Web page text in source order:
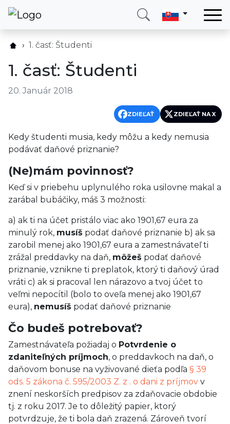
Krajina
O nás
Kontakt
Zavolajte mi
1. časť: Študenti
1. časť: Študenti
20. Január 2018
ZDIEĽAŤ ZDIEĽAŤ NA X
Kedy študenti musia, kedy môžu a kedy nemusia
podávať daňové priznanie?
(Ne)mám povinnosť?
Keď si v priebehu uplynulého roka usilovne makal a
zarábal bubáčiky, máš 3 možnosti:
a) ak ti na účet pristálo viac ako 1901,67 eura za
minulý rok, musíš podať daňové priznanie b) ak sa
zarobil menej ako 1901,67 eura a zamestnávateľ ti
zrážal preddavky na daň, môžeš podať daňové
priznanie, vznikne ti preplatok, ktorý ti daňový úrad
vráti c) ak si pracoval len nárazovo a tvoj účet to
veľmi nepocítil (bolo to oveľa menej ako 1901,67
eura), nemusíš podať daňové priznanie
Čo budeš potrebovať?
Zamestnávateľa požiadaj o Potvrdenie o
zdaniteľných príjmoch, o preddavkoch na daň, o
daňovom bonuse na vyživované dieťa podľa § 39
ods. 5 zákona č. 595/2003 Z. z . o dani z príjmov v
znení neskorších predpisov za zdaňovacie obdobie
tj. z roku 2017. Je to dôležitý papier, ktorý
potvrdzuje, že ti bola daň zrazená. Zároveň tvorí